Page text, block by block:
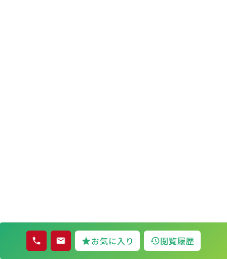
お気に入り 閲覧履歴